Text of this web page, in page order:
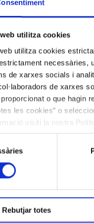
utilitza cookies
utilitza cookies
necessàries,
de xarxes socials i
de xarxes
o que hagin
les cookies” o
visiti la nostra
qualsevol moment.
Rebutjar totes
seva un caragol?
divertida.
Cugat
Oriol
Superior